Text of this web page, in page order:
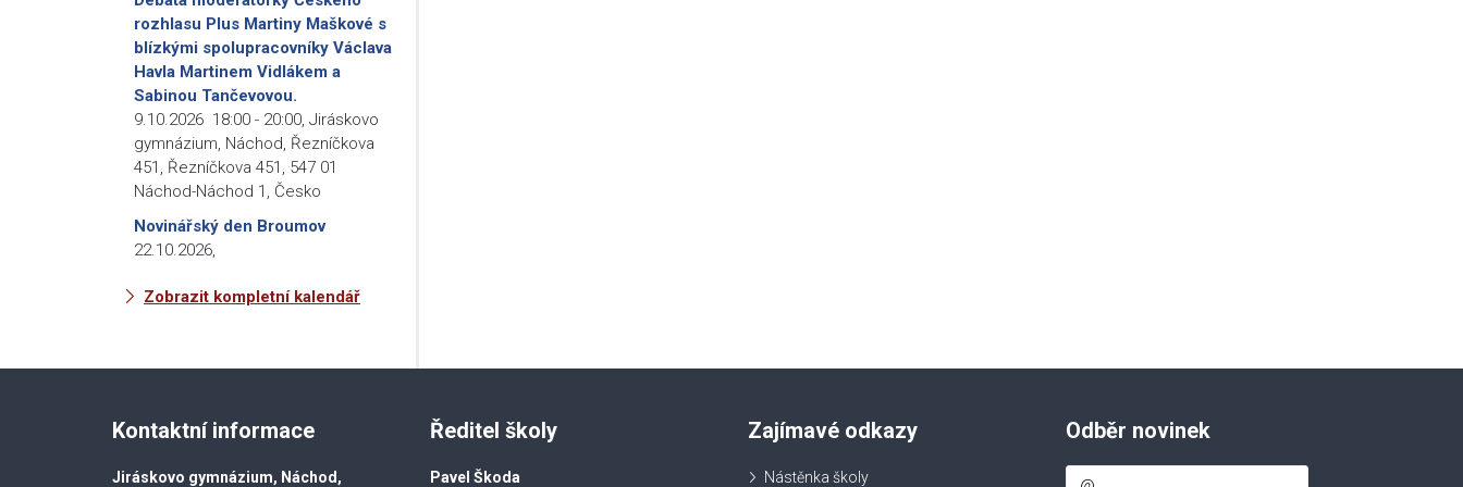
rozhlasu Plus Martiny Maškové s
blízkými spolupracovníky Václava
Havla Martinem Vidlákem a
Sabinou Tančevovou.
9.10.2026 18:00 - 20:00 Jiráskovo
gymnázium, Náchod, Řezníčkova
451, Řezníčkova 451, 547 01
Náchod-Náchod 1, Česko
Novinářský den Broumov
22.10.2026
Zobrazit kompletní kalendář
Kontaktní informace
Jiráskovo gymnázium, Náchod,
Ředitel školy
Pavel Škoda
Zajímavé odkazy
Nástěnka školy
Odběr novinek